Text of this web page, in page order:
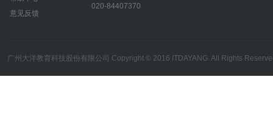
意见反馈
020-84407370
广州大洋教育科技股份有限公司 Copyright © 2016 ITDAYANG. All Rights